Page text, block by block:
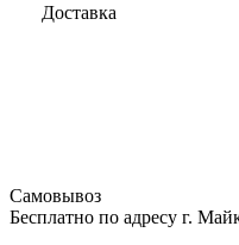
Доставка
Самовывоз
Бесплатно по адресу г.